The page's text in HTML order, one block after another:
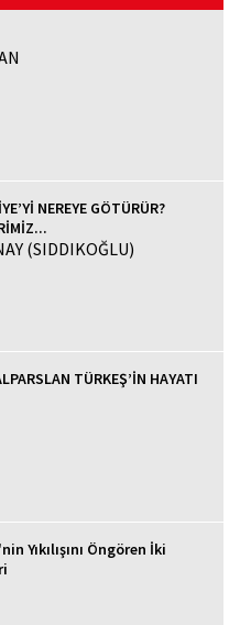
NEREYE GÖTÜRÜR?
(SIDDIKOĞLU)
TÜRKEŞ’İN HAYATI
Yıkılışını Öngören İki